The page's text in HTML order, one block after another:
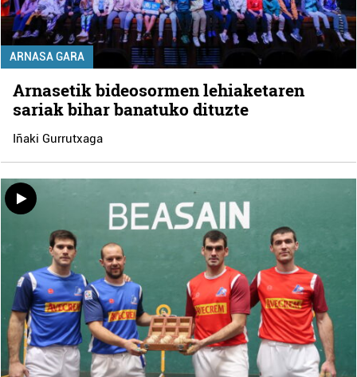
ARNASA GARA
Arnasetik bideosormen lehiaketaren
sariak bihar banatuko dituzte
Iñaki Gurrutxaga